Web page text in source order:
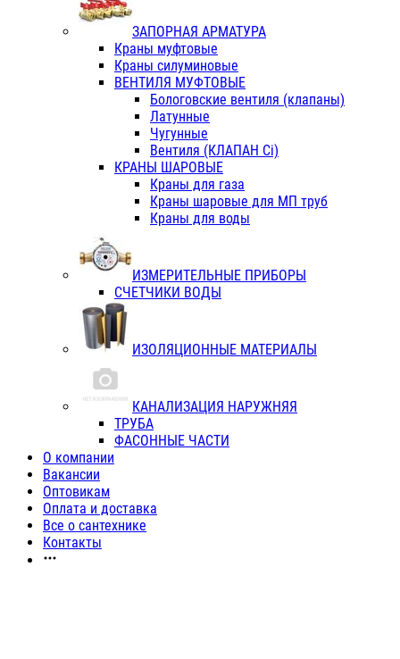
ЗАПОРНАЯ АРМАТУРА
Краны муфтовые
Краны силуминовые
ВЕНТИЛЯ МУФТОВЫЕ
Бологовские вентиля (клапаны)
Латунные
Чугунные
Вентиля (КЛАПАН Сi)
КРАНЫ ШАРОВЫЕ
Краны для газа
Краны шаровые для МП труб
Краны для воды
ИЗМЕРИТЕЛЬНЫЕ ПРИБОРЫ
СЧЕТЧИКИ ВОДЫ
ИЗОЛЯЦИОННЫЕ МАТЕРИАЛЫ
КАНАЛИЗАЦИЯ НАРУЖНЯЯ
ТРУБА
ФАСОННЫЕ ЧАСТИ
О компании
Вакансии
Оптовикам
Оплата и доставка
Все о сантехнике
Контакты